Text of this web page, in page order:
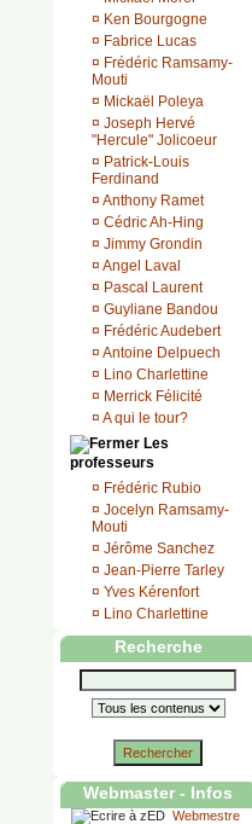
¤ Ken Bourgogne
¤ Fabrice Lucas
¤ Frédéric Ramsamy-
Mouti
¤ Mickaël Poleya
¤ Joseph Hervé
"Hercule" Jolicoeur
¤ Patrick-Louis
Ferdinand
¤ Anthony Ramet
¤ Cédric Ah-Hing
¤ Jimmy Grondin
¤ Angel Laval
¤ Pascal Laurent
¤ Guyliane Bandou
¤ Frédéric Audebert
¤ Antoine Delpuech
¤ Lino Charlettine
¤ Merrick Félicité
¤ A qui le tour?
Les
professeurs
¤ Frédéric Rubio
¤ Jocelyn Ramsamy-
Mouti
¤ Jérôme Sanchez
¤ Jean-Pierre Tarley
¤ Yves Kérenfort
¤ Lino Charlettine
Recherche
Rechercher
Webmaster - Infos
Webmestre